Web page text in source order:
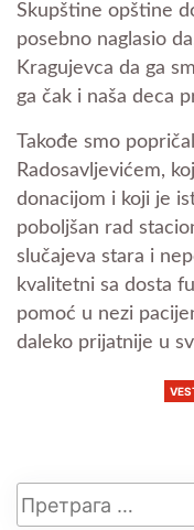
Skupštine opštine
posebno naglasio
Kragujevca da ga
ga čak i naša deca
Takođe smo
Radosavljevićem,
donacijom i koji je
poboljšan rad
slučajeva stara i
kvalitetni sa dosta
pomoć u nezi
daleko prijatnije u